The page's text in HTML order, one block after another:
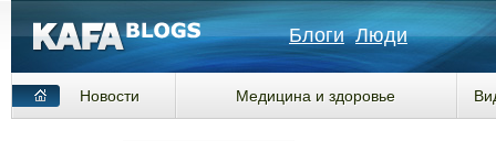
Блоги Люди
Новости Медицина и здоровье